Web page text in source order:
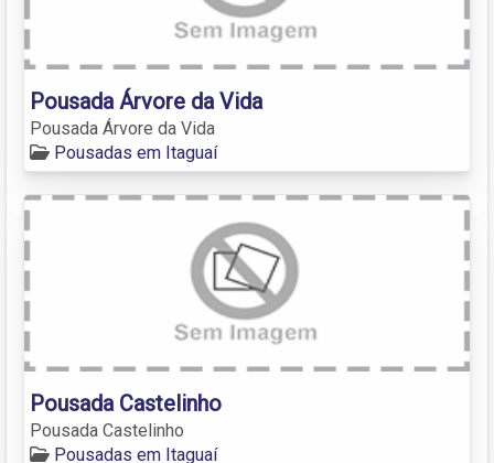
Pousada Árvore da Vida
Pousada Árvore da Vida
Pousadas em Itaguaí
Pousada Castelinho
Pousada Castelinho
Pousadas em Itaguaí